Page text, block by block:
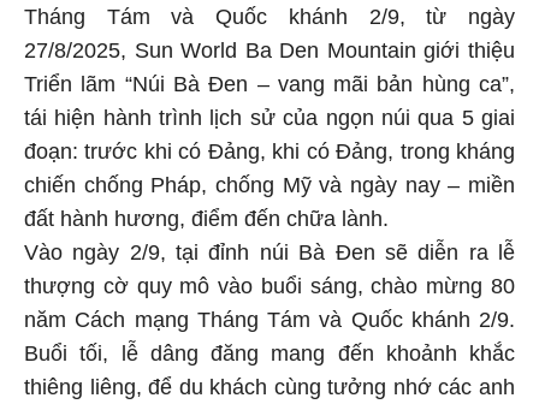
Tháng Tám và Quốc khánh 2/9, từ ngày
27/8/2025, Sun World Ba Den Mountain giới thiệu
Triển lãm “Núi Bà Đen – vang mãi bản hùng ca”,
tái hiện hành trình lịch sử của ngọn núi qua 5 giai
đoạn: trước khi có Đảng, khi có Đảng, trong kháng
chiến chống Pháp, chống Mỹ và ngày nay – miền
đất hành hương, điểm đến chữa lành.
Vào ngày 2/9, tại đỉnh núi Bà Đen sẽ diễn ra lễ
thượng cờ quy mô vào buổi sáng, chào mừng 80
năm Cách mạng Tháng Tám và Quốc khánh 2/9.
Buổi tối, lễ dâng đăng mang đến khoảnh khắc
thiêng liêng, để du khách cùng tưởng nhớ các anh